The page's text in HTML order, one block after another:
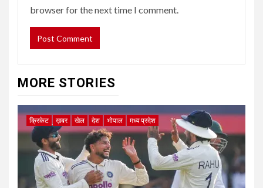
browser for the next time I comment.
MORE STORIES
क्रिकेट ख़बर खेल देश भोपाल मध्य प्रदेश